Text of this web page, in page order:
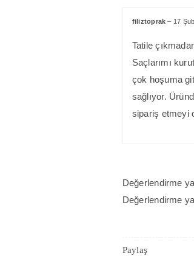
filiztoprak– 17
Tatile
Saçlarımı
çok hoşuma
sağlıyor.
sipariş etmeyi
Değerlendirme
Değerlendirme
Paylaş